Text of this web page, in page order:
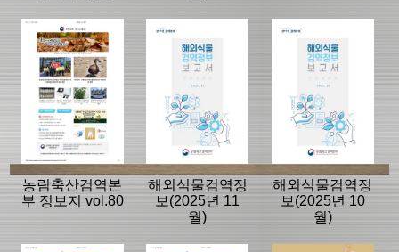
농림축산검역본
부 정보지 vol.80
해외식물검역정
보(2025년 11
월)
해외식물검역정
보(2025년 10
월)